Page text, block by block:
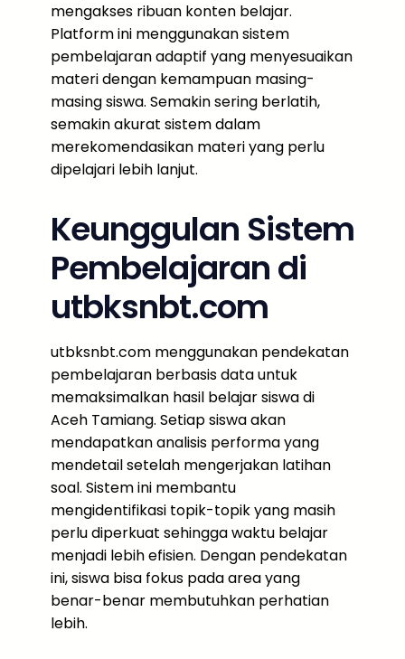
mengakses ribuan konten belajar.
Platform ini menggunakan sistem
pembelajaran adaptif yang menyesuaikan
materi dengan kemampuan masing-
masing siswa. Semakin sering berlatih,
semakin akurat sistem dalam
merekomendasikan materi yang perlu
dipelajari lebih lanjut.
Keunggulan Sistem
Pembelajaran di
utbksnbt.com
utbksnbt.com menggunakan pendekatan
pembelajaran berbasis data untuk
memaksimalkan hasil belajar siswa di
Aceh Tamiang. Setiap siswa akan
mendapatkan analisis performa yang
mendetail setelah mengerjakan latihan
soal. Sistem ini membantu
mengidentifikasi topik-topik yang masih
perlu diperkuat sehingga waktu belajar
menjadi lebih efisien. Dengan pendekatan
ini, siswa bisa fokus pada area yang
benar-benar membutuhkan perhatian
lebih.